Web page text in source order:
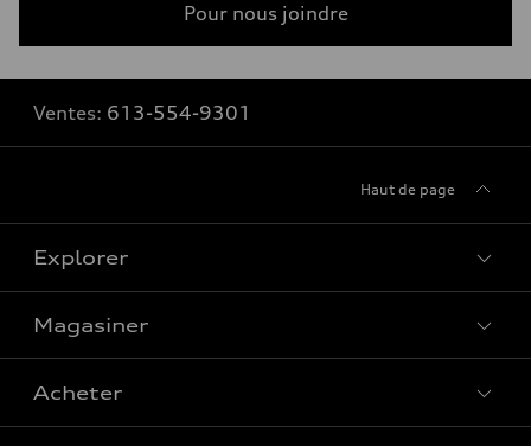
Pour nous joindre
Ventes: 613-554-9301
Haut de page
Explorer
Magasiner
Acheter